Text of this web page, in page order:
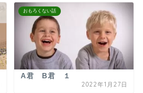
おもろくない話
A君 B君 １
2022年1月27日